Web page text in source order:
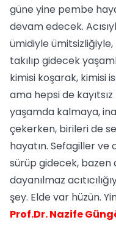
güne yine pembe
devam edecek.
ümidiyle
takılıp gidecek
kimisi koşarak, kimisi
ama hepsi de
yaşamda kalmaya,
çekerken, birileri de
hayatın. Sefagiller ve
sürüp gidecek, bazen
dayanılmaz
şey. Elde var hüzün.
Prof.Dr. Nazife